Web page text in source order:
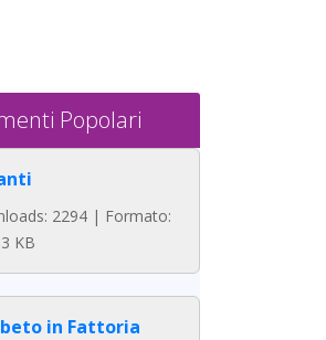
Popolari
2294 | Formato:
KB
in Fattoria